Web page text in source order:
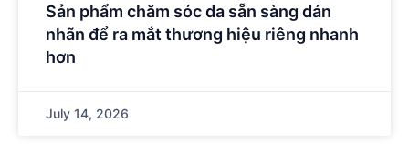
Sản phẩm chăm sóc da sẵn sàng dán
nhãn để ra mắt thương hiệu riêng nhanh
hơn
July 14, 2026